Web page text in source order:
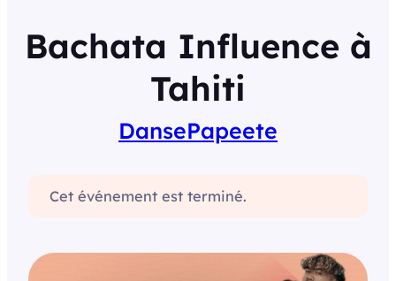
Bachata Influence à
Tahiti
DansePapeete
Cet événement est terminé.